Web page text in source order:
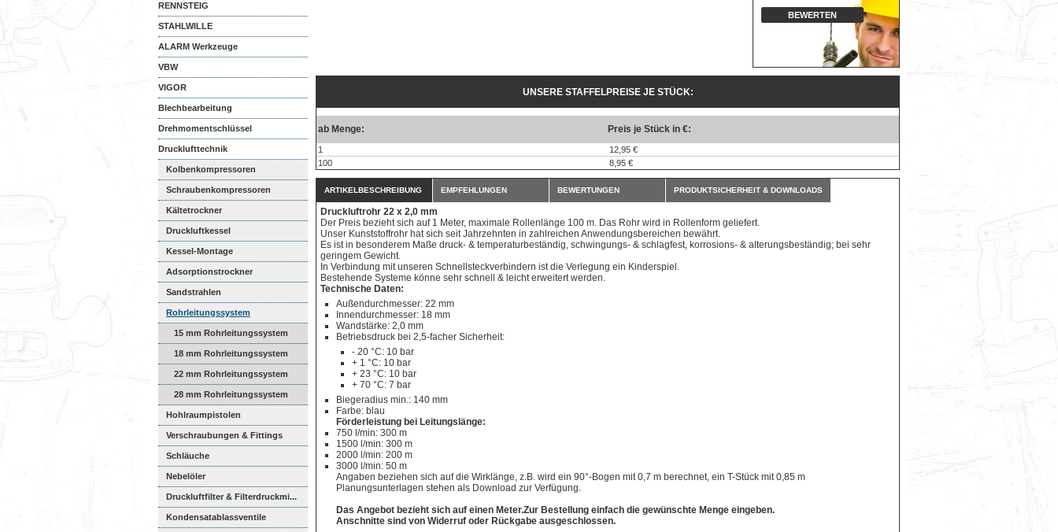
RENNSTEIG
STAHLWILLE
ALARM Werkzeuge
VBW
VIGOR
Blechbearbeitung
Drehmomentschlüssel
Drucklufttechnik
Kolbenkompressoren
Schraubenkompressoren
Kältetrockner
Druckluftkessel
Kessel-Montage
Adsorptionstrockner
Sandstrahlen
Rohrleitungssystem
15 mm Rohrleitungssystem
18 mm Rohrleitungssystem
22 mm Rohrleitungssystem
28 mm Rohrleitungssystem
Hohlraumpistolen
Verschraubungen & Fittings
Schläuche
Nebelöler
Druckluftfilter & Filterdruckmi...
Kondensatablassventile
BEWERTEN
UNSERE STAFFELPREISE JE STÜCK:
ab Menge: Preis je Stück in €:
1
12,95 €
100
8,95 €
ARTIKELBESCHREIBUNG EMPFEHLUNGEN BEWERTUNGEN PRODUKTSICHERHEIT & DOWNLOADS
Druckluftrohr 22 x 2,0 mm
Der Preis bezieht sich auf 1 Meter, maximale Rollenlänge 100 m. Das Rohr wird in Rollenform geliefert.
Unser Kunststoffrohr hat sich seit Jahrzehnten in zahlreichen Anwendungsbereichen bewährt.
Es ist in besonderem Maße druck- & temperaturbeständig, schwingungs- & schlagfest, korrosions- & alterungsbeständig; bei sehr
geringem Gewicht.
In Verbindung mit unseren Schnellsteckverbindern ist die Verlegung ein Kinderspiel.
Bestehende Systeme könne sehr schnell & leicht erweitert werden.
Technische Daten:
Außendurchmesser: 22 mm
Innendurchmesser: 18 mm
Wandstärke: 2,0 mm
Betriebsdruck bei 2,5-facher Sicherheit:
- 20 °C: 10 bar
+ 1 °C: 10 bar
+ 23 °C: 10 bar
+ 70 °C: 7 bar
Biegeradius min.: 140 mm
Farbe: blau
Förderleistung bei Leitungslänge:
750 l/min: 300 m
1500 l/min: 300 m
2000 l/min: 200 m
3000 l/min: 50 m
Angaben beziehen sich auf die Wirklänge, z.B. wird ein 90°-Bogen mit 0,7 m berechnet, ein T-Stück mit 0,85 m
Planungsunterlagen stehen als Download zur Verfügung.
Das Angebot bezieht sich auf einen Meter.Zur Bestellung einfach die gewünschte Menge eingeben.
Anschnitte sind von Widerruf oder Rückgabe ausgeschlossen.